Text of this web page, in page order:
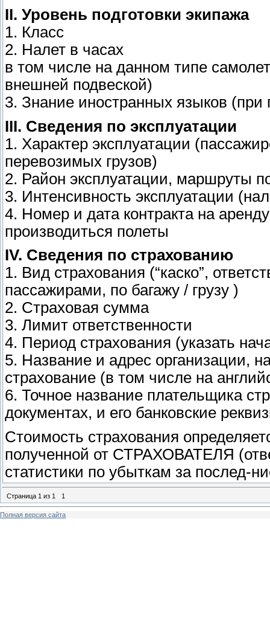
II. Уровень подготовки экипажа
1. Класс
2. Налет в часах
в том числе на данном типе
внешней подвеской)
3. Знание иностранных языков (при
III. Сведения по эксплуатации
1. Характер эксплуатации
перевозимых грузов)
2. Район эксплуатации, маршруты
3. Интенсивность эксплуатации
4. Номер и дата контракта на
производиться полеты
IV. Сведения по страхованию
1. Вид страхования (“каско”,
пассажирами, по багажу / грузу )
2. Страховая сумма
3. Лимит ответственности
4. Период страхования (указать
5. Название и адрес организации,
страхование (в том числе на
6. Точное название плательщика
документах, и его банковские
Стоимость страхования
полученной от СТРАХОВАТЕЛЯ
статистики по убыткам за послед-
Страница 1 из 1 1
Полная версия сайта